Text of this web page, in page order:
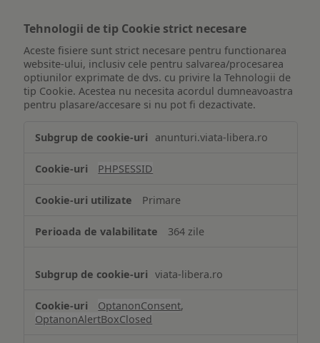
Tehnologii de tip Cookie strict necesare
Aceste fisiere sunt strict necesare pentru functionarea
website-ului, inclusiv cele pentru salvarea/procesarea
optiunilor exprimate de dvs. cu privire la Tehnologii de
tip Cookie. Acestea nu necesita acordul dumneavoastra
pentru plasare/accesare si nu pot fi dezactivate.
de
Cookie
necesare
anunturi.viata-libera.ro
PHPSESSID
Primare
364 zile
viata-libera.ro
OptanonConsent,
OptanonAlertBoxClosed